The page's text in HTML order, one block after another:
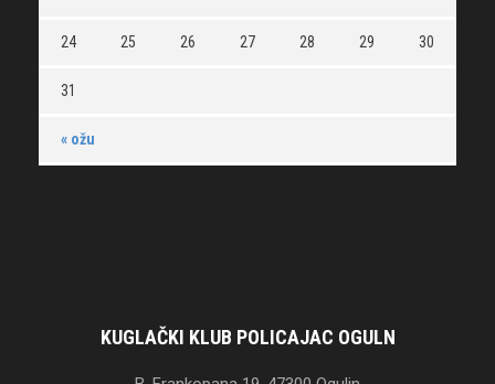
« ožu
24 25 26 27 28 29 30
31
KUGLAČKI KLUB POLICAJAC OGULN